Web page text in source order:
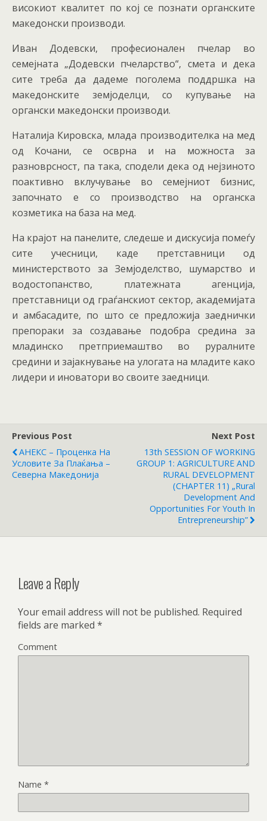
високиот квалитет по кој се познати органските
македонски производи.
Иван Додевски, професионален пчелар во
семејната „Додевски пчеларство“, смета и дека
сите треба да дадеме поголема поддршка на
македонските земјоделци, со купување на
органски македонски производи.
Наталија Кировска, млада производителка на мед
од Кочани, се осврна и на можноста за
разноврсност, па така, сподели дека од нејзиното
поактивно вклучување во семејниот бизнис,
започнато е со производство на органска
козметика на база на мед.
На крајот на панелите, следеше и дискусија помеѓу
сите учесници, каде претставници од
министерството за Земјоделство, шумарство и
водостопанство, платежната агенција,
претставници од граѓанскиот сектор, академијата
и амбасадите, по што се предложија заеднички
препораки за создавање подобра средина за
младинско претприемаштво во руралните
средини и зајакнување на улогата на младите како
лидери и иноватори во своите заедници.
Previous Post
АНЕКС – Проценка На
Условите За Плаќања –
Северна Македонија
Next Post
13th SESSION OF WORKING
GROUP 1: AGRICULTURE AND
RURAL DEVELOPMENT
(CHAPTER 11) „Rural
Development And
Opportunities For Youth In
Entrepreneurship”
Leave a Reply
Your email address will not be published. Required
fields are marked *
Comment
Name *